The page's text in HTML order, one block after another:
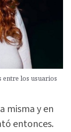
entre los usuarios
misma y en
entonces.